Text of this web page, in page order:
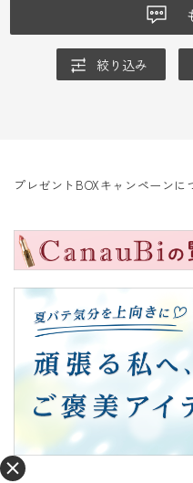
絞り込み
プレゼントBOXキャンペーンに